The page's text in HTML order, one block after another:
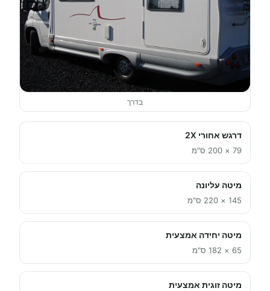
בדרך
דרגש אחורי 2X
79 × 200 ס"מ
מיטה עליונה
145 × 220 ס"מ
מיטה יחידה אמצעית
65 × 182 ס"מ
מיטה זוגית אמצעית